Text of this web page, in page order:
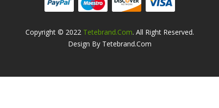
Copyright © 2022 Tetebrand.com. All Right Reserved.
Design By Tetebrand.com